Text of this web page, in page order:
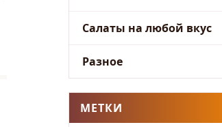
Салаты на любой вкус
Разное
МЕТКИ